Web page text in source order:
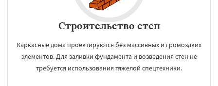
Строительство стен
Каркасные дома проектируются без массивных и громоздких
элементов. Для заливки фундамента и возведения стен не
требуется использования тяжелой спецтехники.